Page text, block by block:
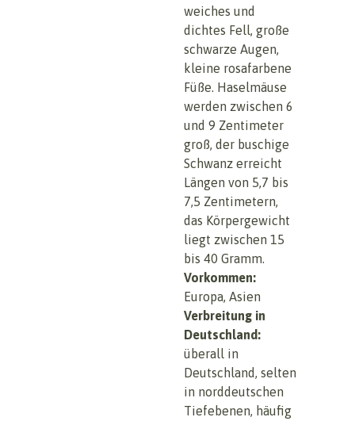
weiches und
dichtes Fell, große
schwarze Augen,
kleine rosafarbene
Füße. Haselmäuse
werden zwischen 6
und 9 Zentimeter
groß, der buschige
Schwanz erreicht
Längen von 5,7 bis
7,5 Zentimetern,
das Körpergewicht
liegt zwischen 15
bis 40 Gramm.
Vorkommen:
Europa, Asien
Verbreitung in
Deutschland:
überall in
Deutschland, selten
in norddeutschen
Tiefebenen, häufig